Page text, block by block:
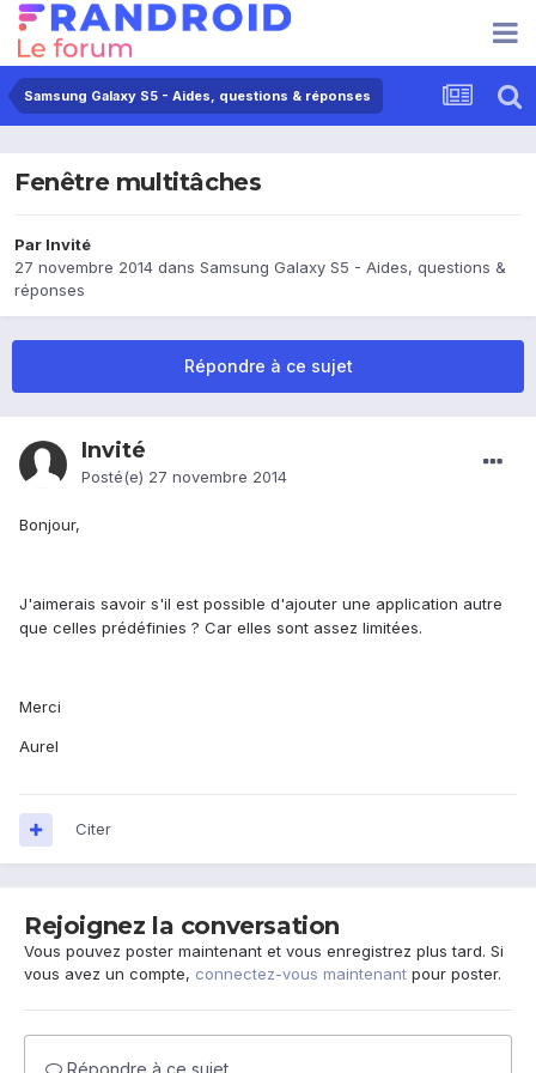
Samsung Galaxy S5 - Aides, questions & réponses
Fenêtre multitâches
Par Invité
27 novembre 2014 dans Samsung Galaxy S5 - Aides, questions &
réponses
Répondre à ce sujet
Invité
Posté(e) 27 novembre 2014
Bonjour,
J'aimerais savoir s'il est possible d'ajouter une application autre
que celles prédéfinies ? Car elles sont assez limitées.
Merci
Aurel
Citer
Rejoignez la conversation
Vous pouvez poster maintenant et vous enregistrez plus tard. Si
vous avez un compte, connectez-vous maintenant pour poster.